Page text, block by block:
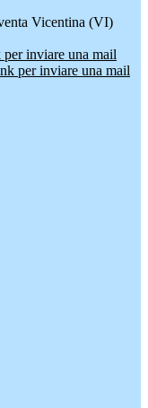
Vicentina (VI)
inviare una mail
per inviare una mail